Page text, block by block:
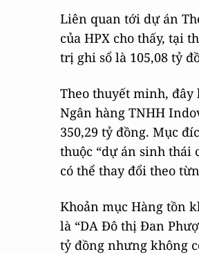
Liên quan tới dự án
của HPX cho thấy, tại
trị ghi sổ là 105,08 tỷ
Theo thuyết minh, đây
Ngân hàng TNHH
350,29 tỷ đồng. Mục
thuộc “dự án sinh thái
có thể thay đổi theo
Khoản mục Hàng tồn
là “DA Đô thị Đan
tỷ đồng nhưng không